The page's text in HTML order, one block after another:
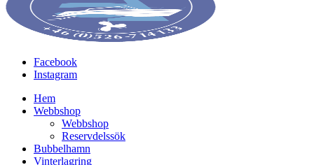
Facebook
Instagram
Hem
Webbshop
Webbshop
Reservdelssök
Bubbelhamn
Vinterlagring